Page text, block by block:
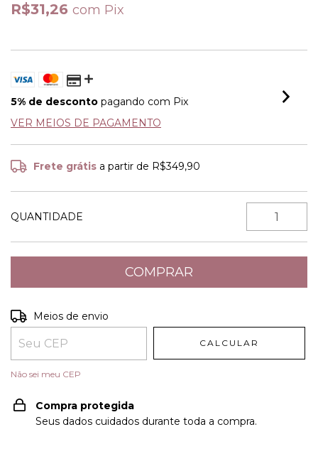
R$31,26 com Pix
5% de desconto pagando com Pix
VER MEIOS DE PAGAMENTO
Frete grátis a partir de R$349,90
QUANTIDADE
Entregas para o CEP:
Meios de envio
CALCULAR
Não sei meu CEP
Compra protegida
Seus dados cuidados durante toda a compra.